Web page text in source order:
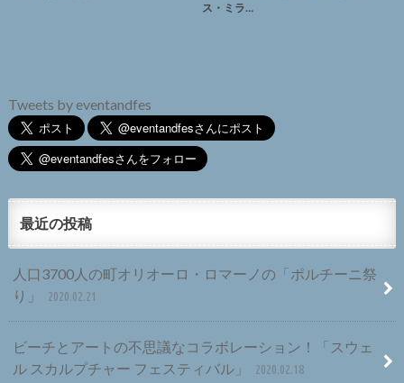
ス・ミラ…
Tweets by eventandfes
最近の投稿
人口3700人の町オリオーロ・ロマーノの「ポルチーニ祭
り」
2020.02.21
ビーチとアートの不思議なコラボレーション！「スウェ
ル スカルプチャー フェスティバル」
2020.02.18